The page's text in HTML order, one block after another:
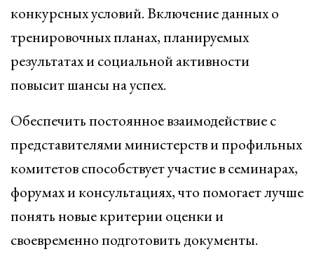
конкурсных условий. Включение данных о
тренировочных планах, планируемых
результатах и социальной активности
повысит шансы на успех.
Обеспечить постоянное взаимодействие с
представителями министерств и профильных
комитетов способствует участие в семинарах,
форумах и консультациях, что помогает лучше
понять новые критерии оценки и
своевременно подготовить документы.